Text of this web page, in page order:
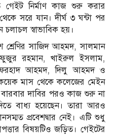
গেইট নির্মাণ কাজ শুরু করার
সরে যান। দীর্ঘ ৩ ঘন্টা পর
চলাচল স্বাভাবিক হয়।
শ্রেণির সাজিদ আহমদ, সালমান
রহমান, খাইরুল ইসলাম,
আহমদ, দিলু আহমদ ও
মাস থেকে কলেজের মেইন
দাবির পরও কাজ শুরু না
বাধ্য হয়েছেন। তারা আরও
প্রবেশদ্বার নেই। এটি শুধু
বিষয়টিও জড়িত। গেইটের